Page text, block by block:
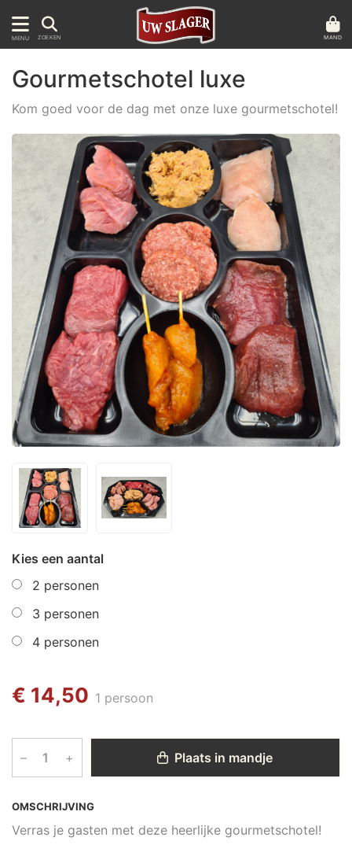
MENU ZOEKEN MAND
OMSCHRIJVING
Verras je gasten met deze heerlijke gourmetschotel!
Gourmetschotel luxe
Kom goed voor de dag met onze luxe gourmetschotel!
Kies een aantal
2 personen
3 personen
4 personen
€ 14,50 1 persoon
– + Plaats in mandje